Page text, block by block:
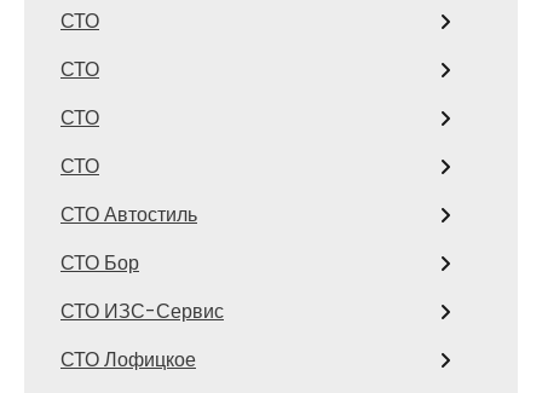
СТО
СТО
СТО
СТО
СТО Автостиль
СТО Бор
СТО ИЗС-Сервис
СТО Лофицкое